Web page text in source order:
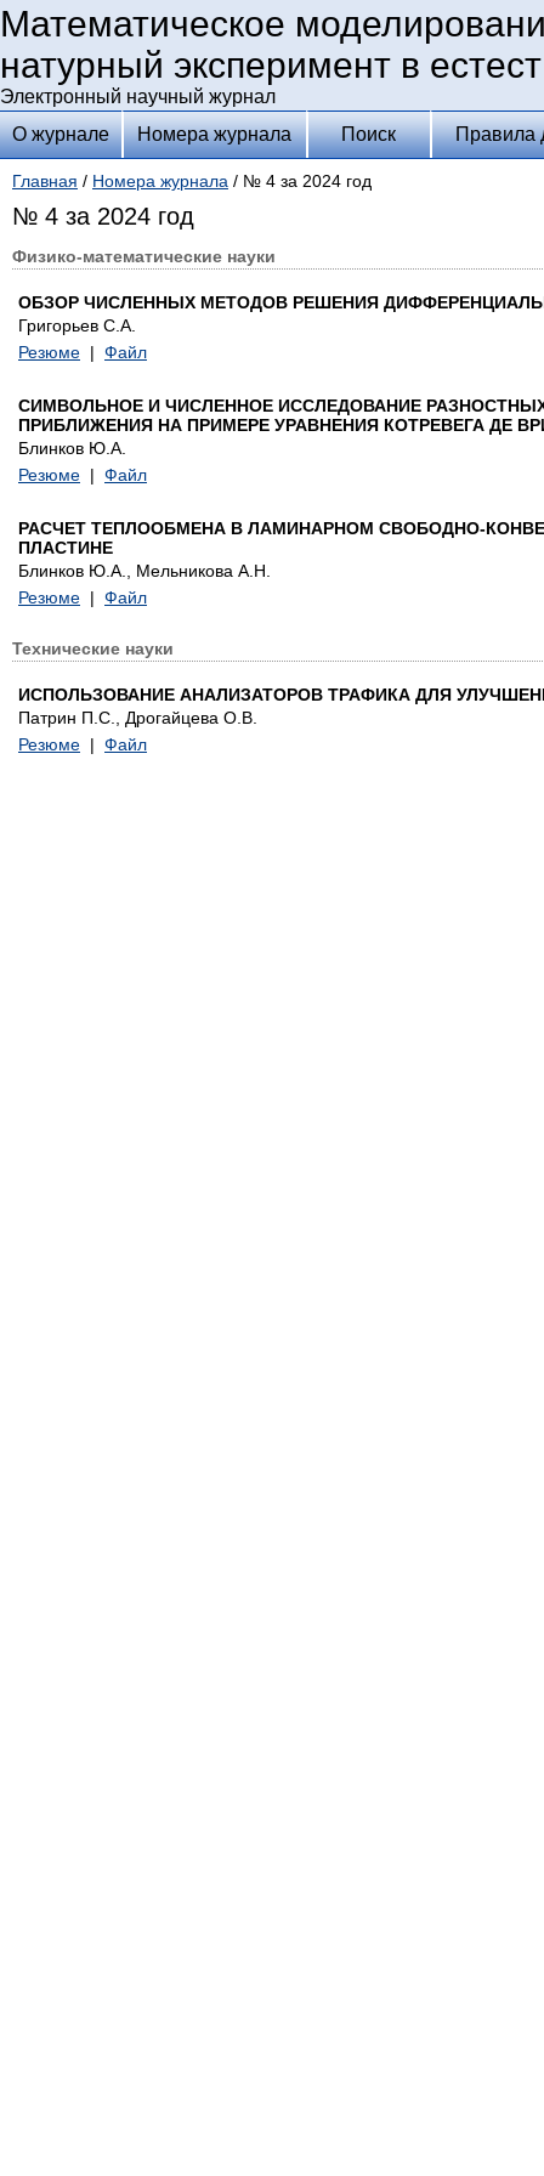
Математическое
натурный эксперимент в
Электронный научный журнал
О журнале
Номера журнала Поиск Правила
Главная / Номера журнала / № 4 за 2024 год
№ 4 за 2024 год
Физико-математические науки
ОБЗОР ЧИСЛЕННЫХ МЕТОДОВ РЕШЕНИЯ
Григорьев С.А.
Резюме | Файл
СИМВОЛЬНОЕ И ЧИСЛЕННОЕ ИССЛЕДОВАНИЕ
ПРИБЛИЖЕНИЯ НА ПРИМЕРЕ УРАВНЕНИЯ КОТРЕВЕГА ДЕ
Блинков Ю.А.
Резюме | Файл
РАСЧЕТ ТЕПЛООБМЕНА В ЛАМИНАРНОМ СВОБОДНО-
ПЛАСТИНЕ
Блинков Ю.А., Мельникова А.Н.
Резюме | Файл
Технические науки
ИСПОЛЬЗОВАНИЕ АНАЛИЗАТОРОВ ТРАФИКА ДЛЯ
Патрин П.С., Дрогайцева О.В.
Резюме | Файл